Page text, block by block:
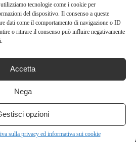
tecnologie come i cookie per
del dispositivo. Il consenso a queste
dati come il comportamento di navigazione o ID
o ritirare il consenso può influire negativamente
Accetta
Nega
opzioni
sulla privacy ed informativa sui cookie